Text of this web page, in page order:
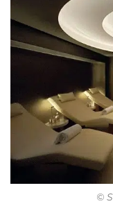
©